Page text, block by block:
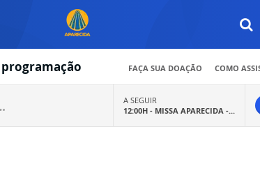
programação FAÇA SUA DOAÇÃO COMO
A SEGUIR
12:00H - MISSA APARECIDA -...